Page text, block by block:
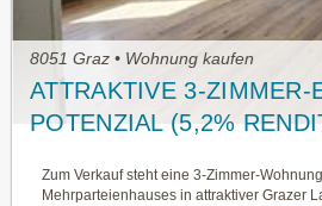
8051 Graz • Wohnung kaufen
ATTRAKTIVE 3-ZIMMER-
POTENZIAL (5,2%
Zum Verkauf steht eine 3-Zimmer-
Mehrparteienhauses in attraktiver Grazer